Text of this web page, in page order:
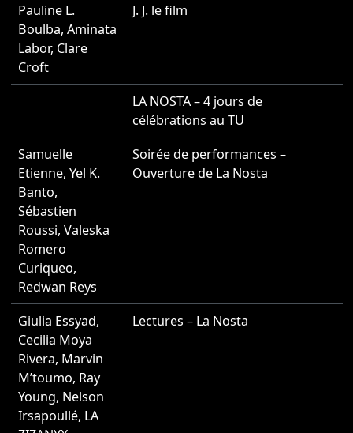
Pauline L.
Boulba, Aminata
Labor, Clare
Croft
J. J. le film
LA NOSTA – 4 jours de
célébrations au TU
Samuelle
Etienne, Yel K.
Banto,
Sébastien
Roussi, Valeska
Romero
Curiqueo,
Redwan Reys
Soirée de performances –
Ouverture de La Nosta
Giulia Essyad,
Cecilia Moya
Rivera, Marvin
M’toumo, Ray
Young, Nelson
Irsapoullé, LA
Lectures – La Nosta